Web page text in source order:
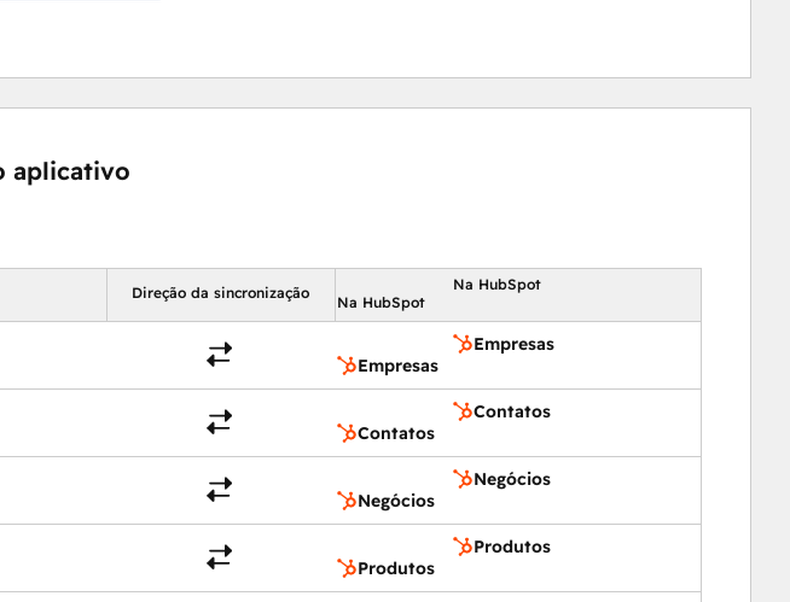
aplicativo
Direção da sincronização
Na HubSpot
Na HubSpot
Empresas
Empresas
Contatos
Contatos
Negócios
Negócios
Produtos
Produtos